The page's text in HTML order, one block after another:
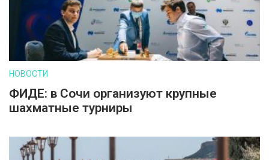
НОВОСТИ
ФИДЕ: в Сочи организуют крупные
шахматные турниры